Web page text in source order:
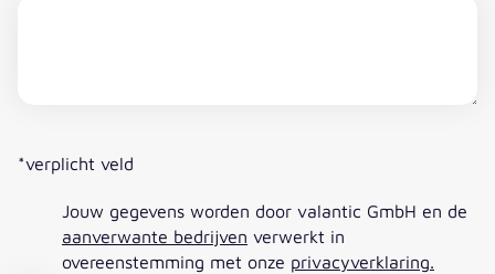
*verplicht veld
Jouw gegevens worden door valantic GmbH en de
aanverwante bedrijven verwerkt in
overeenstemming met onze privacyverklaring.